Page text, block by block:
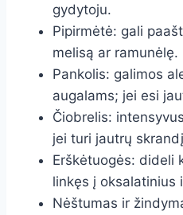
gydytoju.
Pipirmėtė: gali
melisą ar ramunėlę.
Pankolis: galimos
augalams; jei esi
Čiobrelis:
jei turi jautrų
Erškėtuogės: dideli
linkęs į oksalatinius
Nėštumas ir